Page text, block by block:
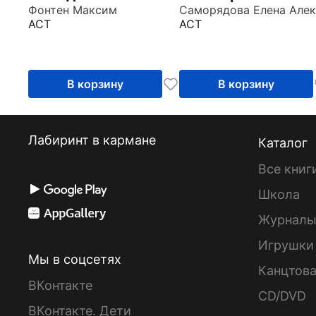
Фонтен Максим
АСТ
В корзину
АСТ
В корзину
Лабиринт в кармане
Мы в соцсетях
ВКонтакте
ВКонтакте. Дети
Каталог
Все
Школа
Журналы
Игрушки
CD/DVD